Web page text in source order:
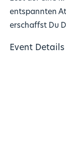
entspannten
erschaffst Du
Event